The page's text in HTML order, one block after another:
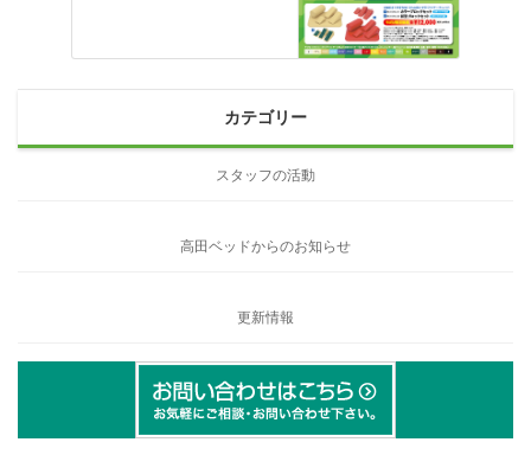
カテゴリー
スタッフの活動
高田ベッドからのお知らせ
更新情報